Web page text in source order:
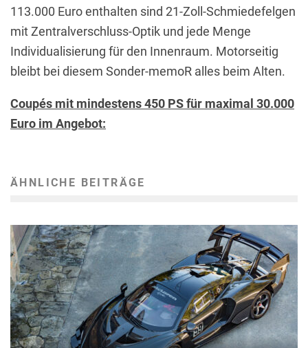
113.000 Euro enthalten sind 21-Zoll-Schmiedefelgen
mit Zentralverschluss-Optik und jede Menge
Individualisierung für den Innenraum. Motorseitig
bleibt bei diesem Sonder-memoR alles beim Alten.
Coupés mit mindestens 450 PS für maximal 30.000
Euro im Angebot:
ÄHNLICHE BEITRÄGE